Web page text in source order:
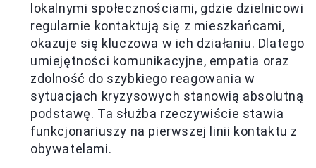
lokalnymi społecznościami, gdzie dzielnicowi
regularnie kontaktują się z mieszkańcami,
okazuje się kluczowa w ich działaniu. Dlatego
umiejętności komunikacyjne, empatia oraz
zdolność do szybkiego reagowania w
sytuacjach kryzysowych stanowią absolutną
podstawę. Ta służba rzeczywiście stawia
funkcjonariuszy na pierwszej linii kontaktu z
obywatelami.